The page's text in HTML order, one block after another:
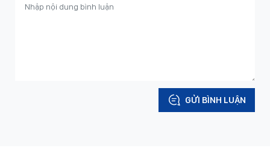
GỬI BÌNH LUẬN